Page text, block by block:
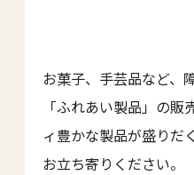
お菓子、手芸品など、
「ふれあい製品」の
ィ豊かな製品が盛りだ
お立ち寄りください。